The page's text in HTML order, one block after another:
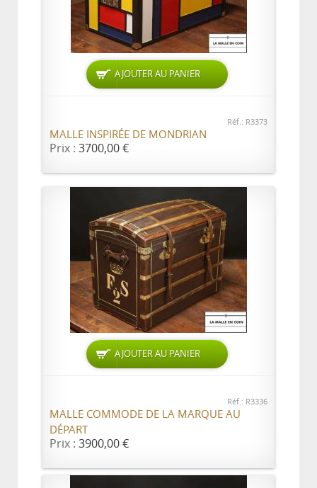
AJOUTER AU PANIER
Réf.: R3373
MALLE INSPIRÉE DE MONDRIAN
Prix : 3700,00 €
AJOUTER AU PANIER
Réf.: R3336
MALLE COMMODE DE LA MARQUE AU
DÉPART
Prix : 3900,00 €